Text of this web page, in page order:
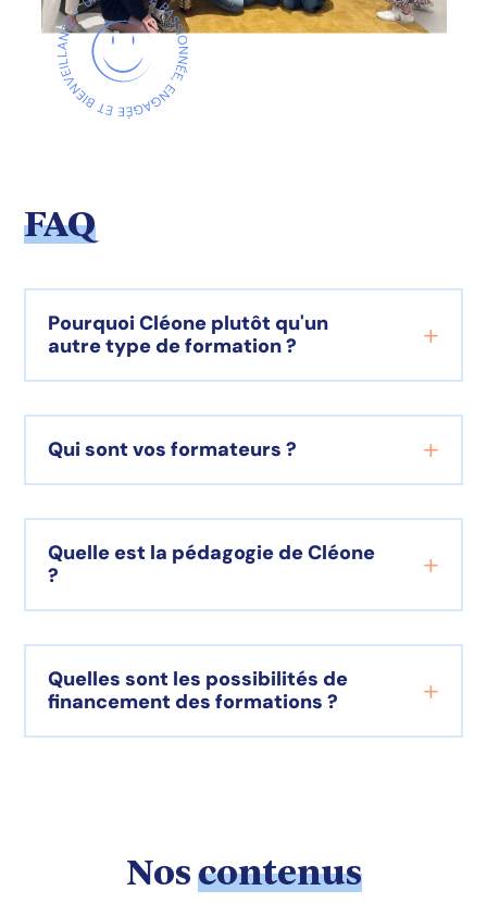
FAQ
Pourquoi Cléone plutôt qu'un
autre type de formation ?
Qui sont vos formateurs ?
Quelle est la pédagogie de Cléone
?
Quelles sont les possibilités de
financement des formations ?
Noscontenus